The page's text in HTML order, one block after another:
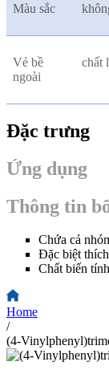
Màu sắc
Vẻ bề
ngoài
chất
Đặc trưng
Ứng dụng
Thông tin
Chứa cả
Đặc biệt
Chất biến
Home
/
(4-